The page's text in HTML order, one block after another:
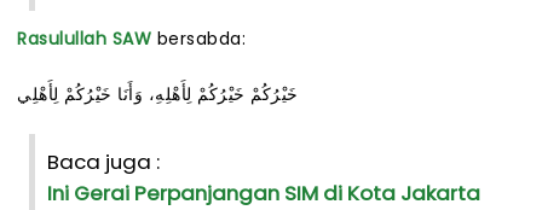
Rasulullah SAW bersabda:
خَيْرُكُمْ خَيْرُكُمْ لِأَهْلِهِ، وَأَنَا خَيْرُكُمْ لِأَهْلِي
Baca juga :
Ini Gerai Perpanjangan SIM di Kota Jakarta